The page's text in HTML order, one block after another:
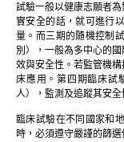
試驗一般以健康志願者
實安全的話，就可進行
量。而三期的隨機控制
別），一般為多中心的
效與安全性。若監管機
床應用。第四期臨床試
人），監測及追蹤其安
臨床試驗在不同國家和
時，必須遵守嚴謹的篩